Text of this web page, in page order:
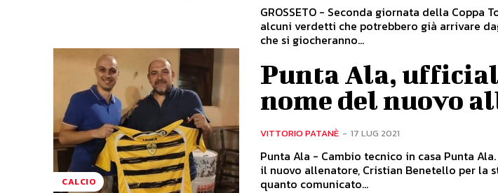
GROSSETO - Seconda giornata della Coppa
alcuni verdetti che potrebbero già arrivare
che si giocheranno...
CALCIO
Punta Ala,
nome del nuovo
VITTORIO PATANÈ - 17 LUG 2021
Punta Ala - Cambio tecnico in casa Punta
il nuovo allenatore, Cristian Benetello per la
quanto comunicato...